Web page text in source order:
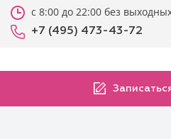
с 8:00 до 22:00 без
+7 (495) 473-43-72